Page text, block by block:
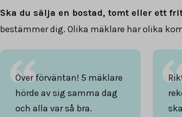
Ska du sälja en bostad, tomt eller ett
bestämmer dig. Olika mäklare har olika
Över förväntan! 5 mäklare
hörde av sig samma dag
och alla var så bra.